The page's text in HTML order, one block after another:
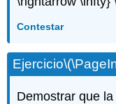
Contestar
Ejercicio
Demostrar que